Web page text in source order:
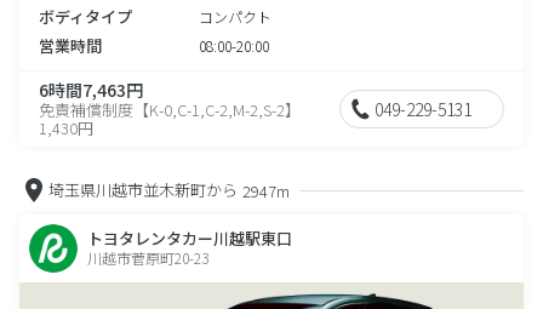
ボディタイプ コンパクト
営業時間 08:00-20:00
6時間7,463円
免責補償制度【K-0,C-1,C-2,M-2,S-2】
1,430円
049-229-5131
埼玉県川越市並木新町から 2947m
トヨタレンタカー川越駅東口
川越市菅原町20-23